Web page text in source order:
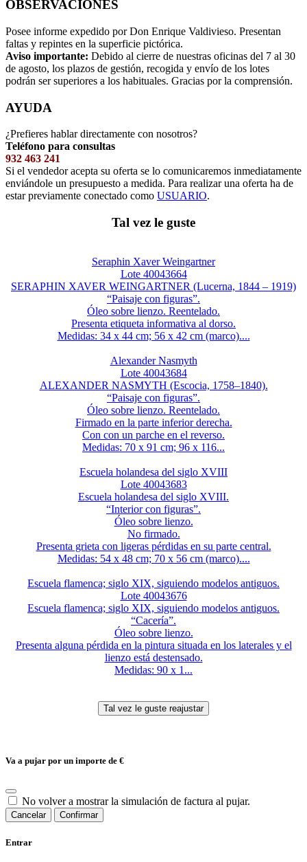
OBSERVACIONES
Posee informe expedido por Don Enrique Valdivieso. Presentan
faltas y repintes en la superficie pictórica.
Aviso importante: Debido al cierre de nuestras oficinas del 7 al 30
de agosto, los plazos de gestión, recogida y envío de los lotes
podrán ser superiores a los habituales. Gracias por la comprensión.
AYUDA
¿Prefieres hablar directamente con nosotros?
Teléfono para consultas
932 463 241
Si el vendedor acepta su oferta se lo comunicaremos inmediatamente
enviándole un presupuesto a medida. Para realizar una oferta ha de
estar previamente conectado como USUARIO.
Tal vez le guste
Seraphin Xaver Weingartner
Lote 40043664
SERAPHIN XAVER WEINGARTNER (Lucerna, 1844 – 1919)
“Paisaje con figuras”.
Óleo sobre lienzo. Reentelado.
Presenta etiqueta informativa al dorso.
Medidas: 34 x 44 cm; 56 x 42 cm (marco)....
Alexander Nasmyth
Lote 40043684
ALEXANDER NASMYTH (Escocia, 1758–1840).
“Paisaje con figuras”.
Óleo sobre lienzo. Reentelado.
Firmado en la parte inferior derecha.
Con con un parche en el reverso.
Medidas: 70 x 91 cm; 96 x 116...
Escuela holandesa del siglo XVIII
Lote 40043683
Escuela holandesa del siglo XVIII.
“Interior con figuras”.
Óleo sobre lienzo.
No firmado.
Presenta grieta con ligeras pérdidas en su parte central.
Medidas: 54 x 48 cm; 70 x 56 cm (marco)....
Escuela flamenca; siglo XIX, siguiendo modelos antiguos.
Lote 40043676
Escuela flamenca; siglo XIX, siguiendo modelos antiguos.
“Cacería”.
Óleo sobre lienzo.
Presenta alguna pérdida en la pintura situada en los laterales y el
lienzo está destensado.
Medidas: 90 x 1...
Va a pujar por un importe de €
No volver a mostrar la simulación de factura al pujar.
Cancelar Confirmar
Entrar